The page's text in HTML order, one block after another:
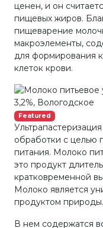
ценен, и он
пищевых жиров.
пищеварение
макроэлементы,
для формирования
клеток крови.
Featured
обработки с целью
питания. Молоко
это продукт
кратковременной
Молоко является
продуктом природы.
В нем содержатся